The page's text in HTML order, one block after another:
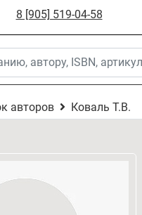
8 [905] 519-04-58
авторов Коваль Т.В.